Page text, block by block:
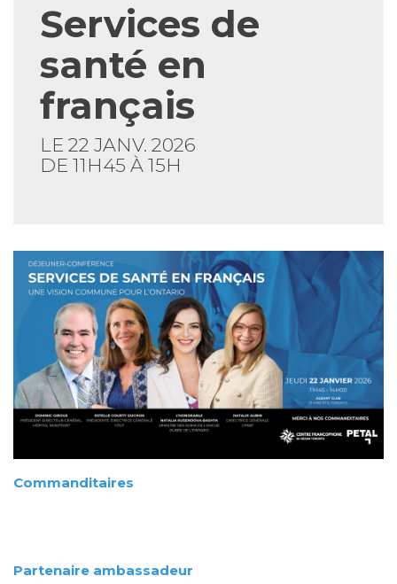
Services de
santé en
français
LE 22 JANV. 2026
DE 11H45 À 15H
Commanditaires
Partenaire ambassadeur